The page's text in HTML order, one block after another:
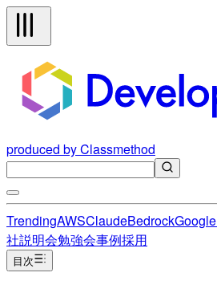
produced by Classmethod
TrendingAWSClaudeBedrock
社説明会勉強会事例採用
目次